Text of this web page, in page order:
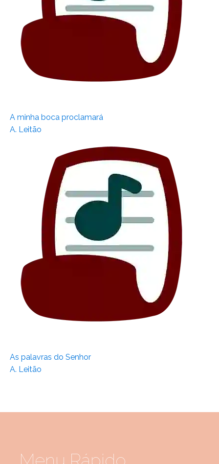
A minha boca proclamará
A. Leitão
As palavras do Senhor
A. Leitão